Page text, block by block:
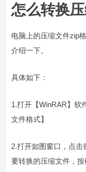
怎么转换
电脑上的压缩文件zip
介绍一下。
具体如下：
1.打开【WinRAR】软
文件格式】
2.打开如图窗口，点
要转换的压缩文件，按